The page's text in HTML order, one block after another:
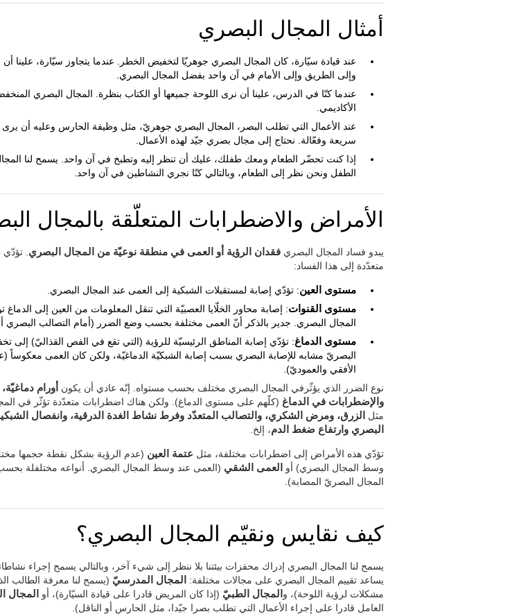
أمثال المجال البصري
عند قيادة سيّارة، كان المجال البصري جوهريّا لتخفيض الخطر. عندما يتجاوز سيّارة، علينا أن
وإلى الطريق وإلى الأمام في آن واحد بفضل المجال البصري.
عندما كنّا في الدرس، علينا أن نرى اللوحة جميعها أو الكتاب بنظرة. المجال البصري
الأكاديمي.
عند الأعمال التي تطلب البصر، المجال البصري جوهريّ، مثل وظيفة الحارس وعليه أن يرى
سريعة وفعّالة. نحتاج إلى مجال بصري جيّد لهذه الأعمال.
إذا كنت تحضّر الطعام ومعك طفلك، عليك أن تنظر إليه وتطبخ في آن واحد. يسمح لنا
الطفل ونحن نظر إلى الطعام، وبالتالي كنّا نجري النشاطين في آن واحد.
الأمراض والاضطرابات المتعلّقة بالمجال
يبدو فساد المجال البصري فقدان الرؤية أو العمى في منطقة نوعيّة من المجال البصري .
متعدّدة إلى هذا الفساد:
مستوى العين: تؤدّي إصابة لمستقبلات الشبكية إلى العمى عند المجال البصري.
مستوى القنوات: إصابة محاور الخلّايا العصبيّة التي تنقل المعلومات من العين إلى
المجال البصري. جدير بالذكر أنّ العمى مختلفة بحسب وضع الضرر (أمام التصالب البصري
مستوى الدماغ: تؤدّي إصابة المناطق الرئيسيّة للرؤية (التي تقع في الفص القذاليّ) إلى
البصريّ مشابه للإصابة البصري بسبب إصابة الشبكيّة الدماغيّة، ولكن كان العمى معكوساً
الأفقي والعموديّ).
نوع الضرر الذي يؤثّرفي المجال البصري مختلف بحسب مستواه. إنّه عادي أن يكون أورام دماغيّة،
والإضطرابات في الدماغ (كلّهم على مستوى الدماغ). ولكن هناك اضطرابات متعدّدة تؤثّر في
مثل
الزرق، ومرض الشكري، والتصالب المتعدّد وفرط نشاط الغدة الدرقية، وانفصال
البصري وارتفاع ضغط الدم، إلخ.
تؤدّي هذه الأمراض إلى اضطرابات مختلفة، مثل عتمة العين (عدم الرؤية بشكل نقطة حجمها
وسط المجال البصري) أو
العمى الشقي (العمى عند وسط المجال البصري. أنواعه مختلفلة
المجال البصريّ المصابة).
كيف نقايس ونقيّم المجال البصري؟
يسمح لنا المجال البصري إدراك محفزات بيئتنا بلا ننظر إلى شيء آخر، وبالتالي يسمح إجراء
يساعد تقييم المجال البصري على مجالات مختلفة:
المجال المدرسيّ (يسمح لنا معرفة الطالب
مشكلات لرؤية اللوحة)، و المجال الطبيّ (إذا كان المريض قادرا على قيادة السيّارة)، أو المجال
العامل قادرا على إجراء الأعمال التي تطلب بصرا جيّدا، مثل الحارس أو الناقل).